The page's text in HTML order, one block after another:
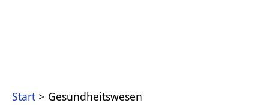
Start Gesundheitswesen